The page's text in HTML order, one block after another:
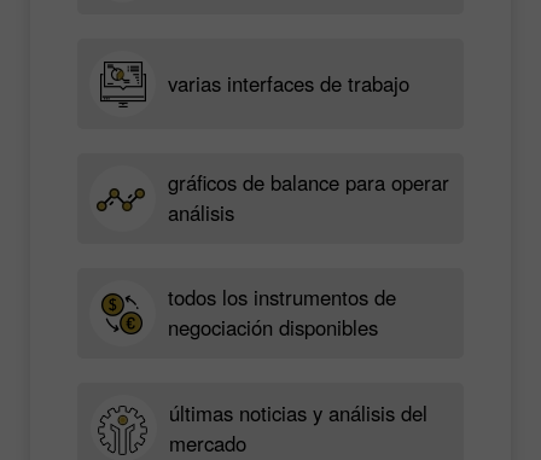
varias interfaces de trabajo
gráficos de balance para operar
análisis
todos los instrumentos de
negociación disponibles
últimas noticias y análisis del
mercado